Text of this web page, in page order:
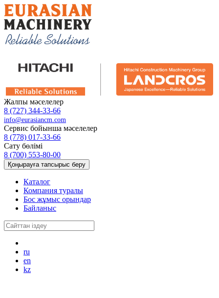
Жалпы мәселелер
8 (727) 344-33-66
info@eurasiancm.com
Сервис бойынша мәселелер
8 (778) 017-33-66
Сату бөлімі
8 (700) 553-80-00
Қоңырауға тапсырыс беру
Каталог
Компания туралы
Бос жұмыс орындар
Байланыс
ru
en
kz